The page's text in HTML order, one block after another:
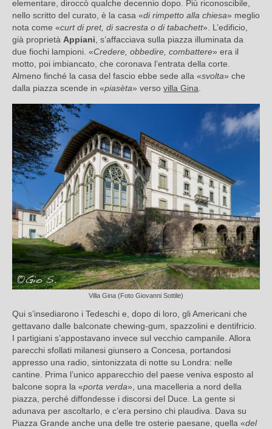
elementare, diroccò qualche decennio dopo. Più riconoscibile,
nello scritto del curato, è la casa «di rimpetto alla chiesa» meglio
nota come «curt di pret, di sacresta o di tabachett». L’edificio,
già proprietà Appiani , s’affacciava sulla piazza illuminata da
due fiochi lampioni. «Credere, obbedire, combattere» era il
motto, poi imbiancato, che coronava l’entrata della corte.
Almeno finché la casa del fascio ebbe sede alla «svolta» che
dalla piazza scende in «piasèta» verso villa Gina
Villa Gina (Foto Giovanni Sottile)
Qui s’insediarono i Tedeschi e, dopo di loro, gli Americani che
gettavano dalle balconate chewing-gum, spazzolini e dentifricio.
I partigiani s’appostavano invece sul vecchio campanile. Allora
parecchi sfollati milanesi giunsero a Concesa, portandosi
appresso una radio, sintonizzata di notte su Londra: nelle
cantine. Prima l’unico apparecchio del paese veniva esposto al
balcone sopra la «porta verda», una macelleria a nord della
piazza, perché diffondesse i discorsi del Duce. La gente si
adunava per ascoltarlo, e c’era persino chi plaudiva. Dava su
Piazza Grande anche una delle tre osterie paesane, quella «del